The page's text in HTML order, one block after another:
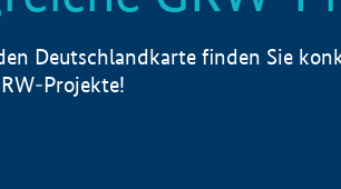
Deutschlandkarte finden Sie
Projekte!